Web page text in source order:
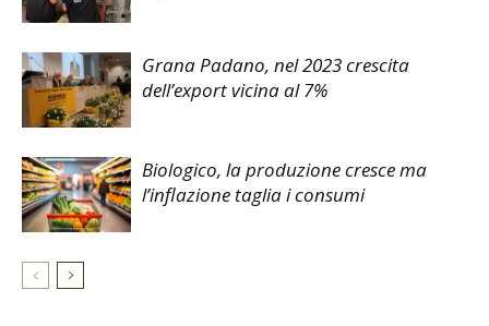
Grana Padano, nel 2023 crescita
dell’export vicina al 7%
Biologico, la produzione cresce ma
l’inflazione taglia i consumi